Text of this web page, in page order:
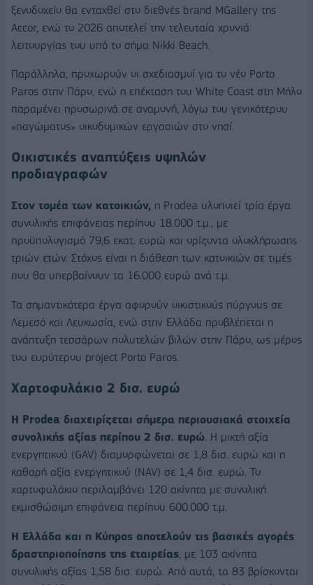
ξενοδοχείο θα ενταχθεί στο διεθνές brand MGallery της
Accor, ενώ το 2026 αποτελεί την τελευταία χρονιά
λειτουργίας του υπό το σήμα Nikki Beach.
Παράλληλα, προχωρούν οι σχεδιασμοί για το νέο Porto
Paros στην Πάρο, ενώ η επέκταση του White Coast στη Μήλο
παραμένει προσωρινά σε αναμονή, λόγω του γενικότερου
«παγώματος» οικοδομικών εργασιών στο νησί.
Οικιστικές αναπτύξεις υψηλών
προδιαγραφών
Στον τομέα των κατοικιών, η Prodea υλοποιεί τρία έργα
συνολικής επιφάνειας περίπου 18.000 τ.μ., με
προϋπολογισμό 79,6 εκατ. ευρώ και ορίζοντα ολοκλήρωσης
τριών ετών. Στόχος είναι η διάθεση των κατοικιών σε τιμές
που θα υπερβαίνουν τα 16.000 ευρώ ανά τ.μ.
Τα σημαντικότερα έργα αφορούν οικιστικούς πύργους σε
Λεμεσό και Λευκωσία, ενώ στην Ελλάδα προβλέπεται η
ανάπτυξη τεσσάρων πολυτελών βιλών στην Πάρο, ως μέρος
του ευρύτερου project Porto Paros.
Χαρτοφυλάκιο 2 δισ. ευρώ
Η Prodea διαχειρίζεται σήμερα περιουσιακά στοιχεία
συνολικής αξίας περίπου 2 δισ. ευρώ. Η μικτή αξία
ενεργητικού (GAV) διαμορφώνεται σε 1,8 δισ. ευρώ και η
καθαρή αξία ενεργητικού (NAV) σε 1,4 δισ. ευρώ. Το
χαρτοφυλάκιο περιλαμβάνει 120 ακίνητα με συνολική
εκμισθώσιμη επιφάνεια περίπου 600.000 τ.μ.
Η Ελλάδα και η Κύπρος αποτελούν τις βασικές αγορές
δραστηριοποίησης της εταιρείας, με 103 ακίνητα
συνολικής αξίας 1,58 δισ. ευρώ. Από αυτά, τα 83 βρίσκονται